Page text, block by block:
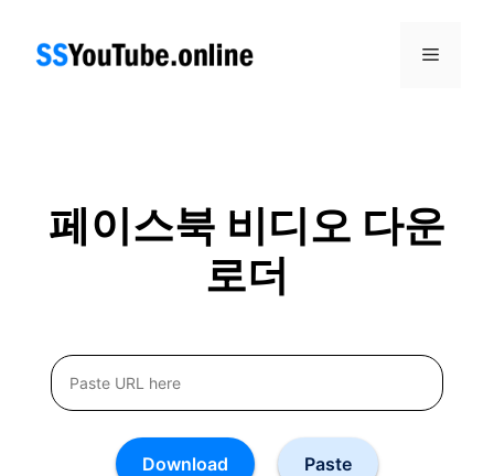
content
Menu
페이스북 비디오 다운
로더
Download Paste